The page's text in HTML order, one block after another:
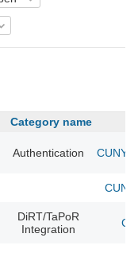
Category name
Authentication CUNY
DiRT/TaPoR
Integration